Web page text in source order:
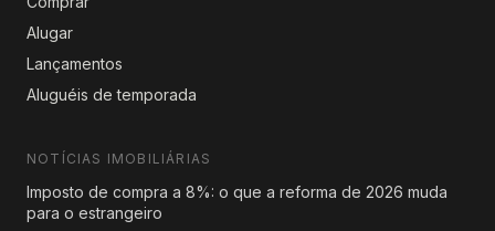
Alugar
Lançamentos
Aluguéis de temporada
NOTÍCIAS IMOBILIÁRIAS
Imposto de compra a 8%: o que a reforma de 2026 muda
para o estrangeiro